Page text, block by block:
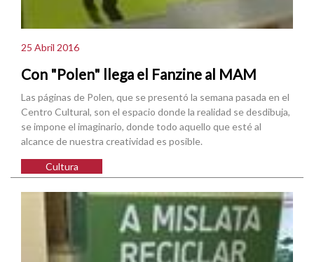
25 Abril 2016
Con "Polen" llega el Fanzine al MAM
Las páginas de Polen, que se presentó la semana pasada en el
Centro Cultural, son el espacio donde la realidad se desdibuja,
se impone el imaginario, donde todo aquello que esté al
alcance de nuestra creatividad es posible.
Cultura